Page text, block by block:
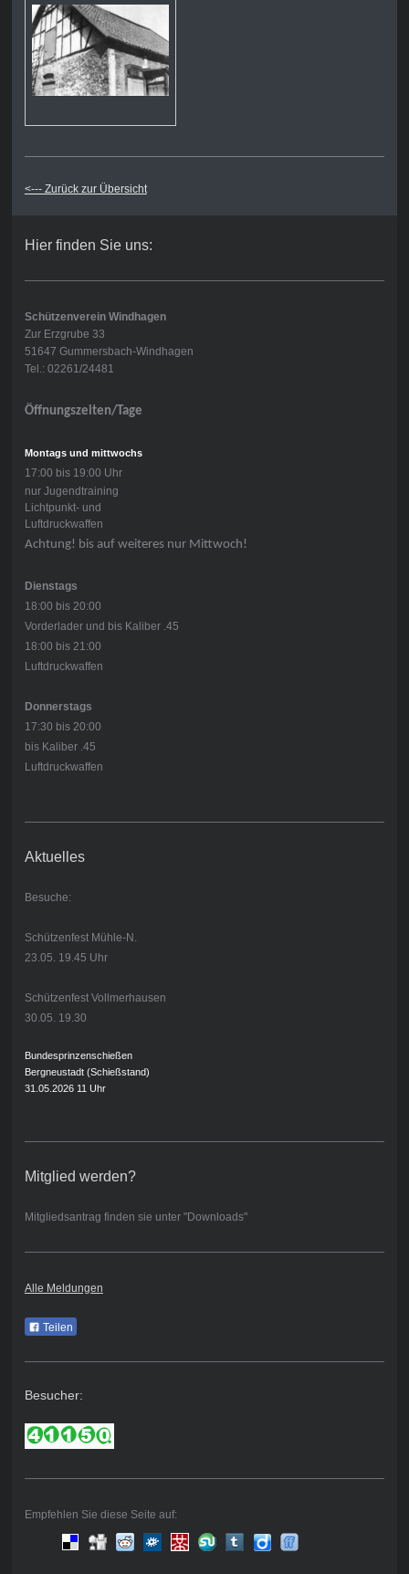
<--- Zurück zur Übersicht
Hier finden Sie uns:
Schützenverein Windhagen
Zur Erzgrube 33
51647 Gummersbach-Windhagen
Tel.: 02261/24481
Öffnungszeiten/Tage
Montags und mittwochs
17:00 bis 19:00 Uhr
nur Jugendtraining
Lichtpunkt- und
Luftdruckwaffen
Achtung! bis auf weiteres nur Mittwoch!
Dienstags
18:00 bis 20:00
Vorderlader und bis Kaliber .45
18:00 bis 21:00
Luftdruckwaffen
Donnerstags
17:30 bis 20:00
bis Kaliber .45
Luftdruckwaffen
Aktuelles
Besuche:
Schützenfest Mühle-N.
23.05. 19.45 Uhr
Schützenfest Vollmerhausen
30.05. 19.30
Bundesprinzenschießen
Bergneustadt (Schießstand)
31.05.2026 11 Uhr
Mitglied werden?
Mitgliedsantrag finden sie unter "Downloads"
Alle Meldungen
Teilen
Besucher:
Empfehlen Sie diese Seite auf: